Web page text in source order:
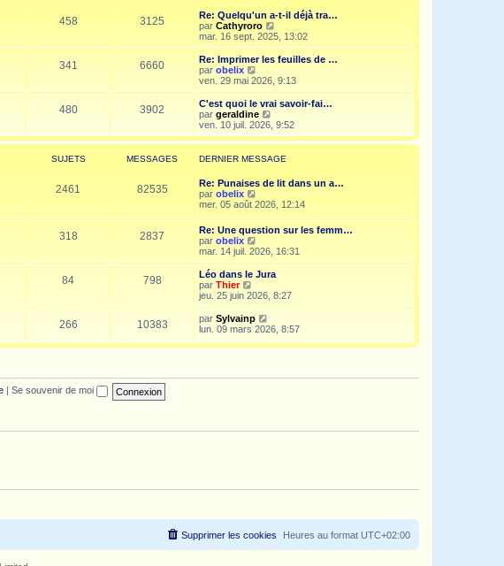
e
s
s
a
g
e
e
r
m
e
s
s
a
g
e
e
r
n
i
e
m
e
s
a
g
e
458 3125
Re: Quelqu'un a-t-il déjà tra…
par Cathyroro
o
i
r
e
e
r
n
i
e
m
s
a
g
e
mar. 16 sept. 2025, 13:02
341 6660
Re: Imprimer les feuilles de …
par obelix
o
i
r
l
e
e
r
n
e
m
e
s
a
g
e
ven. 29 mai 2026, 9:13
480 3902
C'est quoi le vrai savoir-fai…
par geraldine
o
i
r
l
e
n
i
e
m
e
s
a
g
ven. 10 juil. 2026, 9:52
SUJETS MESSAGES DERNIER MESSAGE
2461 82535
Re: Punaises de lit dans un a…
par obelix
o
l
e
d
e
r
i
e
r
m
e
mer. 05 août 2026, 12:14
318 2837
Re: Une question sur les femm…
par obelix
o
i
r
e
e
r
n
i
m
g
mar. 14 juil. 2026, 16:31
84 798
Léo dans le Jura
par Thier
o
i
r
d
n
e
jeu. 25 juin 2026, 8:27
266 10383 par Sylvainp
o
r
d
e
s
e
lun. 09 mars 2026, 8:57
Se souvenir de moi
Heures au format UTC+02:00
Supprimer les cookies